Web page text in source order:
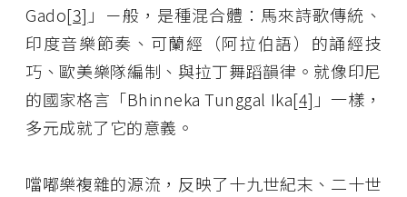
Gado[3] 」ㄧ般，是種混合體：馬來詩歌傳統、
印度音樂節奏、可蘭經（阿拉伯語）的誦經技
巧、歐美樂隊編制、與拉丁舞蹈韻律。就像印尼
的國家格言「Bhinneka Tunggal Ika[4] 」一樣，
多元成就了它的意義。
噹嘟樂複雜的源流，反映了十九世紀末、二十世